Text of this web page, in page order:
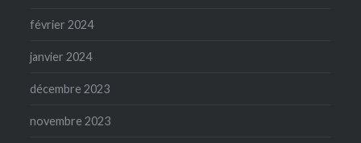
février 2024
janvier 2024
décembre 2023
novembre 2023